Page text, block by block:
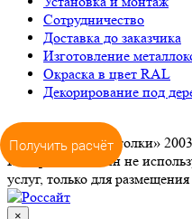
Сотрудничество
Доставка до заказчика
Изготовление
Окраска в цвет RAL
Декорирование под
© ООО «ПРО-Потолки»
Интернет-магазин не
услуг, только для размещения
×
Получить расчёт